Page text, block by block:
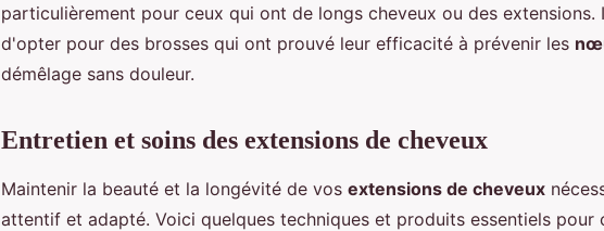
particulièrement pour ceux qui ont de longs cheveux ou des extensions.
d'opter pour des brosses qui ont prouvé leur efficacité à prévenir les
démêlage sans douleur.
Entretien et soins des extensions de cheveux
Maintenir la beauté et la longévité de vos extensions de cheveux
attentif et adapté. Voici quelques techniques et produits essentiels pour